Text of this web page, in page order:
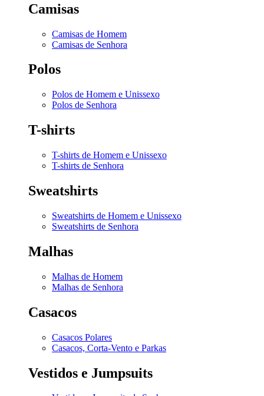
Camisas
Camisas de Homem
Camisas de Senhora
Polos
Polos de Homem e Unissexo
Polos de Senhora
T-shirts
T-shirts de Homem e Unissexo
T-shirts de Senhora
Sweatshirts
Sweatshirts de Homem e Unissexo
Sweatshirts de Senhora
Malhas
Malhas de Homem
Malhas de Senhora
Casacos
Casacos Polares
Casacos, Corta-Vento e Parkas
Vestidos e Jumpsuits